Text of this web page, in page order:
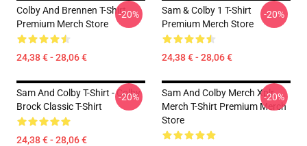
Colby And Brennen T-Shirt
Premium Merch Store
24,38 € - 28,06 €
-20%
Sam & Colby 1 T-Shirt
Premium Merch Store
24,38 € - 28,06 €
-20%
Sam And Colby T-Shirt - Colby
Brock Classic T-Shirt
24,38 € - 28,06 €
-20%
Sam And Colby Merch Xplr
Merch T-Shirt Premium Merch
Store
-20%